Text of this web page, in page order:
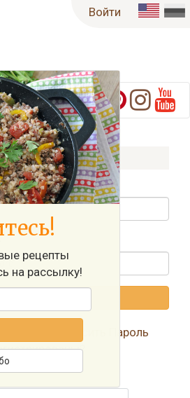
Войти
Войти на Сайт
/ Email
Пароль?
Сбросить Пароль
рецепты
на рассылку!